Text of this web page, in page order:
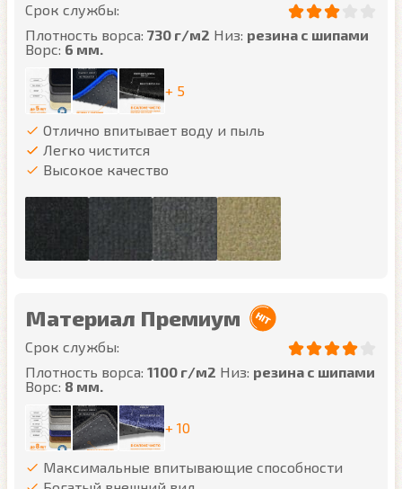
Срок службы:
Плотность ворса: 730 г/м2 Низ: резина с шипами
Ворс: 6 мм.
+ 5
Отлично впитывает воду и пыль
Легко чистится
Высокое качество
Материал Премиум
Срок службы:
Плотность ворса: 1100 г/м2 Низ: резина с шипами
Ворс: 8 мм.
+ 10
Максимальные впитывающие способности